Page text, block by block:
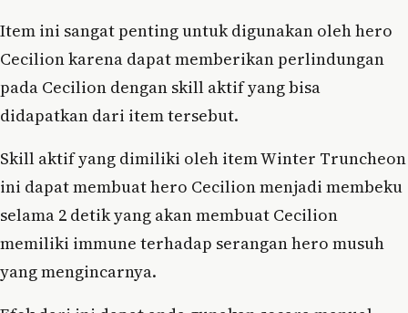
Item ini sangat penting untuk digunakan oleh hero
Cecilion karena dapat memberikan perlindungan
pada Cecilion dengan skill aktif yang bisa
didapatkan dari item tersebut.
Skill aktif yang dimiliki oleh item Winter Truncheon
ini dapat membuat hero Cecilion menjadi membeku
selama 2 detik yang akan membuat Cecilion
memiliki immune terhadap serangan hero musuh
yang mengincarnya.